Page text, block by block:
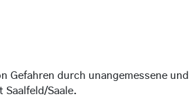
Gefahren durch unangemessene und
Saale.